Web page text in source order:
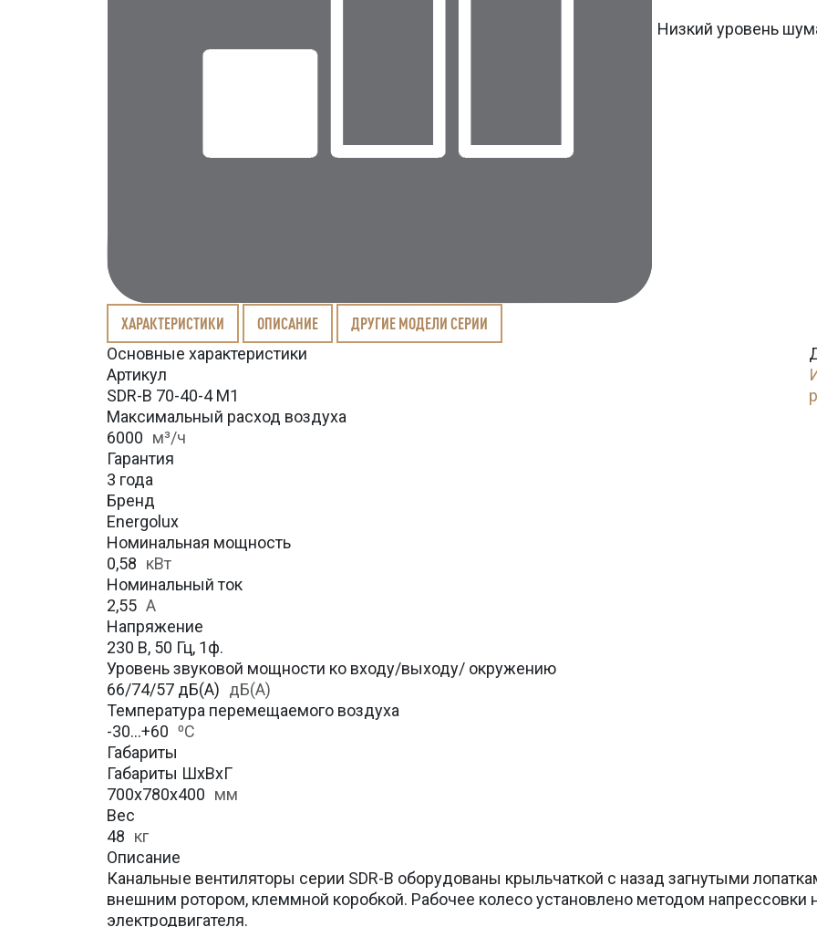
Низкий уровень
ХАРАКТЕРИСТИКИ ОПИСАНИЕ ДРУГИЕ МОДЕЛИ СЕРИИ
Основные характеристики
Артикул
SDR-B 70-40-4 M1
Максимальный расход воздуха
6000 м³/ч
Гарантия
3 года
Бренд
Energolux
Номинальная мощность
0,58 кВт
Номинальный ток
2,55 А
Напряжение
230 В, 50 Гц, 1ф.
Уровень звуковой мощности ко входу/выходу/ окружению
66/74/57 дБ(А) дБ(А)
Температура перемещаемого воздуха
-30…+60 ⁰С
Габариты
Габариты ШхВхГ
700x780x400 мм
Вес
48 кг
Описание
Канальные вентиляторы серии SDR-B оборудованы крыльчаткой с назад загнутыми
внешним ротором, клеммной коробкой. Рабочее колесо установлено методом напрессовки
электродвигателя.